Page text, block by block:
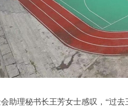
会助理秘书长王芳女士感叹，“过